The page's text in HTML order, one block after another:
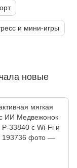
и мини-игры
новые